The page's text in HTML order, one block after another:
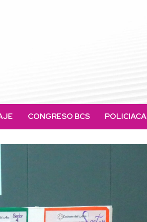
CONGRESO BCS POLICIACA